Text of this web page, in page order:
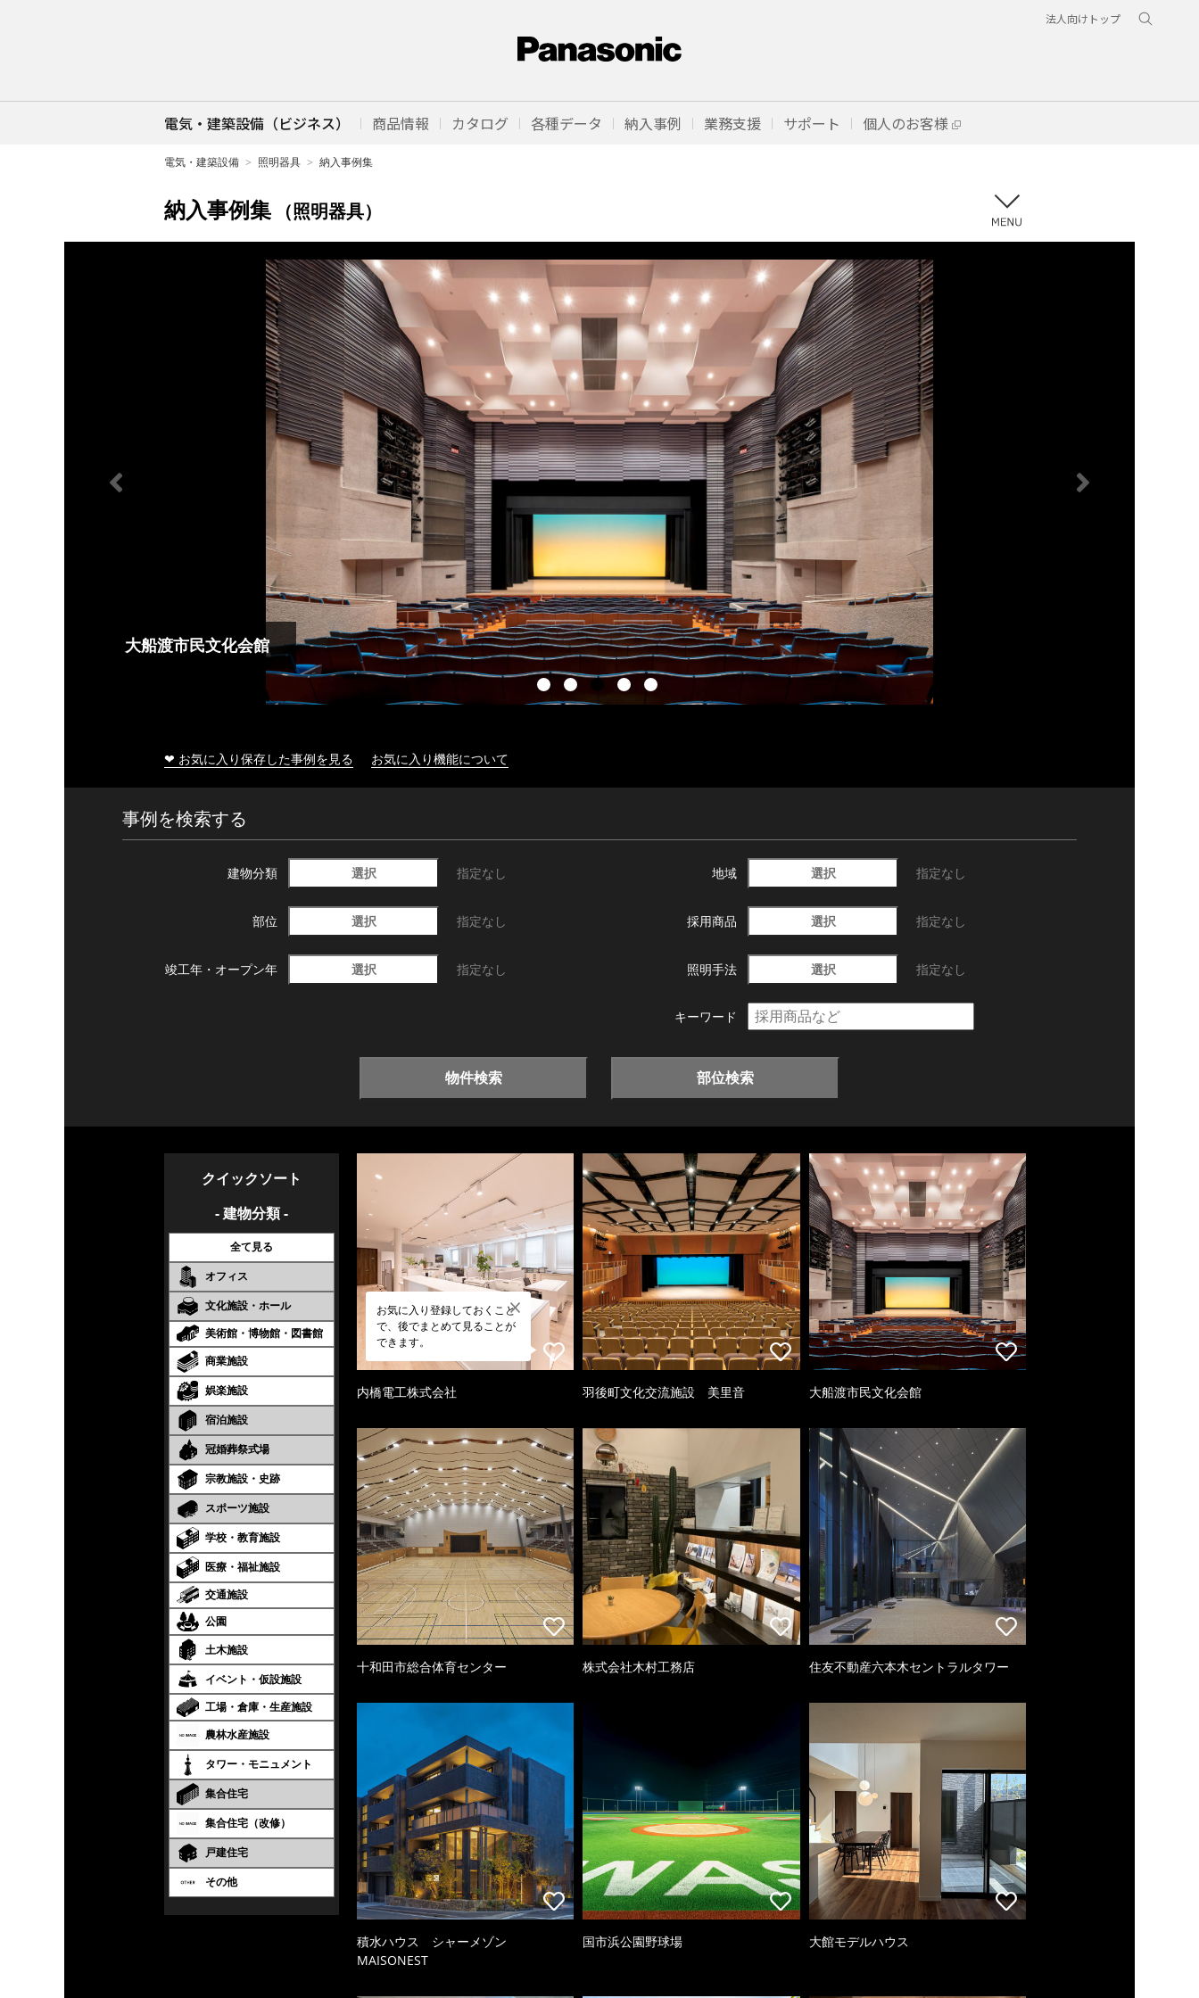
法人向けトップ
電気・建築設備（ビジネス） 商品情報 カタログ 各種データ 納入事例 業務支援 サポート 個人のお客様
電気・建築設備 照明器具 納入事例集
納入事例集 （照明器具）
大船渡市民文化会館
❤ お気に入り保存した事例を見る お気に入り機能について
事例を検索する
建物分類 選択 指定なし 地域 選択 指定なし
部位 選択 指定なし 採用商品 選択 指定なし
竣工年・ オープン年 選択 指定なし 照明手法 選択 指定なし
キーワード
物件検索 部位検索
クイックソート
- 建物分類 -
全て見る
オフィス
文化施設・ホール
美術館・博物館・図書館
商業施設
娯楽施設
宿泊施設
冠婚葬祭式場
宗教施設・史跡
スポーツ施設
学校・教育施設
医療・福祉施設
交通施設
公園
土木施設
イベント・仮設施設
工場・倉庫・生産施設
農林水産施設
タワー・モニュメント
集合住宅
集合住宅（改修）
戸建住宅
その他
お気に入り登録しておくこと
で、後でまとめて見ることが
できます。
内橋電工株式会社 羽後町文化交流施設 美里音 大船渡市民文化会館
十和田市総合体育センター 株式会社木村工務店 住友不動産六本木セントラルタワー
積水ハウス シャーメゾン
MAISONEST
国市浜公園野球場 大館モデルハウス